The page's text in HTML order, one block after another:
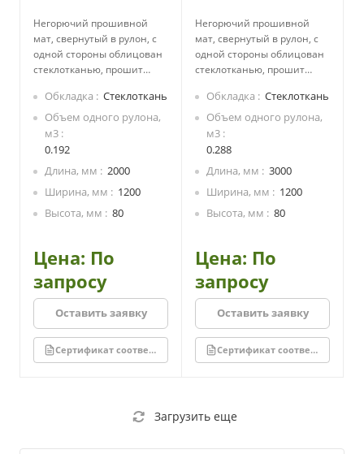
Негорючий прошивной
мат, свернутый в рулон, с
одной стороны облицован
стеклотканью, прошит
Производится из каменной
ваты на основе
базальтовых пород.
Экологически безопасный,
Стеклоткань придает
дополнительно защитные
свойства для утеплителя и
конструкции.
Обкладка
Стеклоткань
Объем одного рулона,
м3
0.192
Длина, мм
2000
Ширина, мм
1200
Высота, мм
80
Цена: По
запросу
Оставить заявку
Сертификат соответствия
Негорючий прошивной
мат, свернутый в рулон, с
одной стороны облицован
стеклотканью, прошит
Производится из каменной
ваты на основе
базальтовых пород.
Экологически безопасный,
Стеклоткань придает
дополнительно защитные
свойства для утеплителя и
конструкции.
Обкладка
Стеклоткань
Объем одного рулона,
м3
0.288
Длина, мм
3000
Ширина, мм
1200
Высота, мм
80
Цена: По
запросу
Оставить заявку
Сертификат соответствия
Загрузить еще